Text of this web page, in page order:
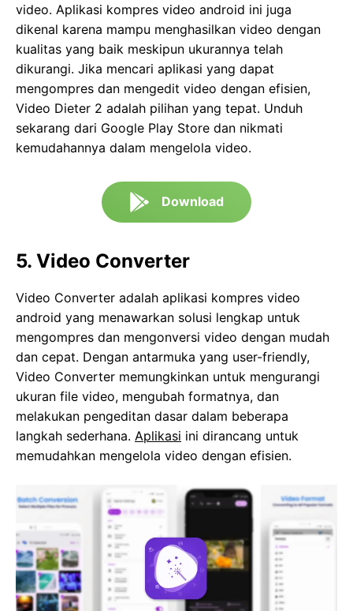
video. Aplikasi kompres video android ini juga
dikenal karena mampu menghasilkan video dengan
kualitas yang baik meskipun ukurannya telah
dikurangi. Jika mencari aplikasi yang dapat
mengompres dan mengedit video dengan efisien,
Video Dieter 2 adalah pilihan yang tepat. Unduh
sekarang dari Google Play Store dan nikmati
kemudahannya dalam mengelola video.
Download
5. Video Converter
Video Converter adalah aplikasi kompres video
android yang menawarkan solusi lengkap untuk
mengompres dan mengonversi video dengan mudah
dan cepat. Dengan antarmuka yang user-friendly,
Video Converter memungkinkan untuk mengurangi
ukuran file video, mengubah formatnya, dan
melakukan pengeditan dasar dalam beberapa
langkah sederhana. Aplikasi ini dirancang untuk
memudahkan mengelola video dengan efisien.